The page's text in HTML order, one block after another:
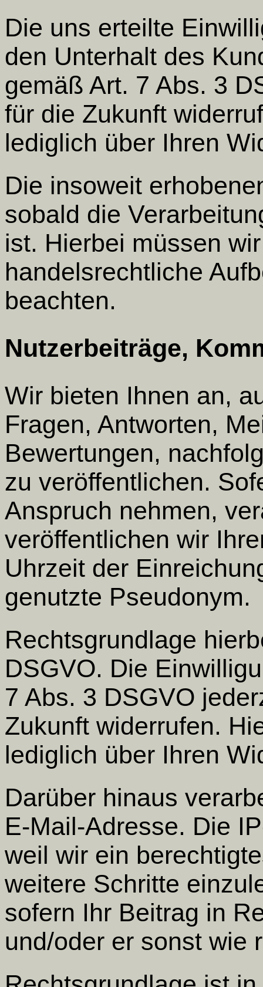
Die uns erteilte
den Unterhalt des
gemäß Art. 7 Abs. 3
für die Zukunft
lediglich über Ihren
Die insoweit
sobald die
ist. Hierbei müssen
handelsrechtliche
beachten.
Nutzerbeiträge,
Wir bieten Ihnen an,
Fragen, Antworten,
Bewertungen,
zu veröffentlichen.
Anspruch nehmen,
veröffentlichen wir
Uhrzeit der
genutzte Pseudonym.
Rechtsgrundlage
DSGVO. Die
7 Abs. 3 DSGVO
Zukunft widerrufen.
lediglich über Ihren
Darüber hinaus
E-Mail-Adresse. Die
weil wir ein
weitere Schritte
sofern Ihr Beitrag in
und/oder er sonst wie